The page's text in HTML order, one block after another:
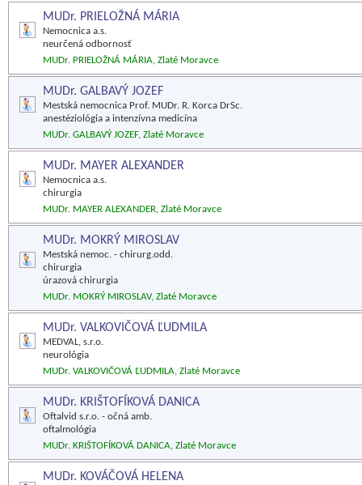
MUDr. PRIELOŽNÁ MÁRIA
Nemocnica a.s.
neurčená odbornosť
MUDr. PRIELOŽNÁ MÁRIA, Zlaté Moravce
MUDr. GALBAVÝ JOZEF
Mestská nemocnica Prof. MUDr. R. Korca DrSc.
anestéziológia a intenzívna medicína
MUDr. GALBAVÝ JOZEF, Zlaté Moravce
MUDr. MAYER ALEXANDER
Nemocnica a.s.
chirurgia
MUDr. MAYER ALEXANDER, Zlaté Moravce
MUDr. MOKRÝ MIROSLAV
Mestská nemoc. - chirurg.odd.
chirurgia
úrazová chirurgia
MUDr. MOKRÝ MIROSLAV, Zlaté Moravce
MUDr. VALKOVIČOVÁ ĽUDMILA
MEDVAL, s.r.o.
neurológia
MUDr. VALKOVIČOVÁ ĽUDMILA, Zlaté Moravce
MUDr. KRIŠTOFÍKOVÁ DANICA
Oftalvid s.r.o. - očná amb.
oftalmológia
MUDr. KRIŠTOFÍKOVÁ DANICA, Zlaté Moravce
MUDr. KOVÁČOVÁ HELENA